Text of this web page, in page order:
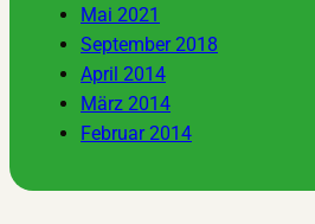
Mai 2021
September 2018
April 2014
März 2014
Februar 2014